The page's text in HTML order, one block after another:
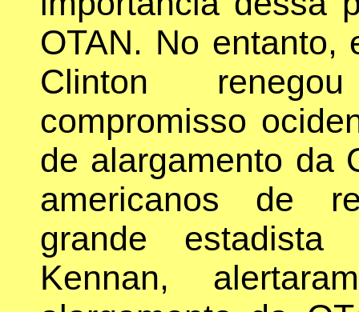
OTAN. No entanto,
Clinton
compromisso
de alargamento da
americanos de
grande
Kennan,